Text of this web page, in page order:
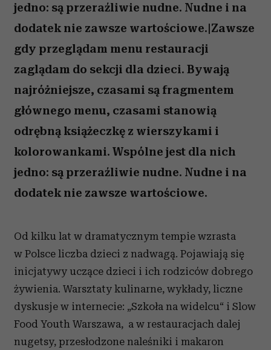
jedno: są przeraźliwie nudne. Nudne i na
dodatek nie zawsze wartościowe.|Zawsze
gdy przeglądam menu restauracji
zaglądam do sekcji dla dzieci. Bywają
najróżniejsze, czasami są fragmentem
głównego menu, czasami stanowią
odrębną książeczkę z wierszykami i
kolorowankami. Wspólne jest dla nich
jedno: są przeraźliwie nudne. Nudne i na
dodatek nie zawsze wartościowe.
Od kilku lat w dramatycznym tempie wzrasta
w Polsce liczba dzieci z nadwagą. Pojawiają się
inicjatywy uczące dzieci i ich rodziców dobrego
żywienia. Warsztaty kulinarne, wykłady, liczne
dyskusje w internecie: „Szkoła na widelcu“ i Slow
Food Youth Warszawa, a w restauracjach dalej
nugetsy, przesłodzone naleśniki i makaron